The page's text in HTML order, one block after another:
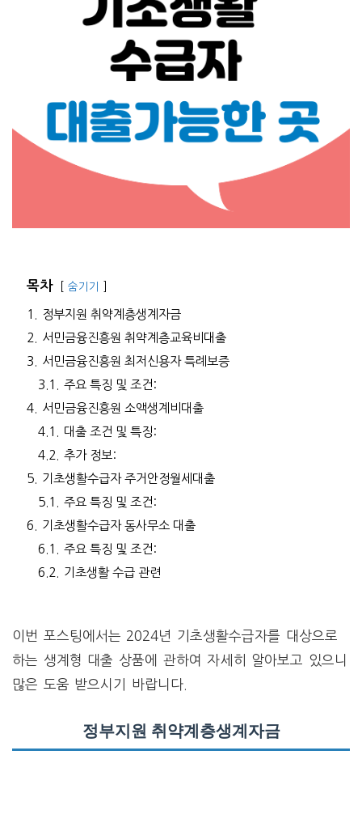
목차 숨기기
1.
정부지원 취약계층생계자금
2.
서민금융진흥원 취약계층교육비대출
3.
서민금융진흥원 최저신용자 특례보증
3.1.
주요 특징 및 조건:
4.
서민금융진흥원 소액생계비대출
4.1.
대출 조건 및 특징:
4.2.
추가 정보:
5.
기초생활수급자 주거안정월세대출
5.1.
주요 특징 및 조건:
6.
기초생활수급자 동사무소 대출
6.1.
주요 특징 및 조건:
6.2.
기초생활 수급 관련
이번 포스팅에서는 2024년 기초생활수급자를 대상으로
하는 생계형 대출 상품에 관하여 자세히 알아보고 있으니
많은 도움 받으시기 바랍니다.
정부지원 취약계층생계자금